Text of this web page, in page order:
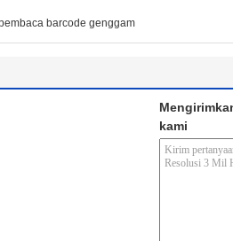
barcode genggam
kami